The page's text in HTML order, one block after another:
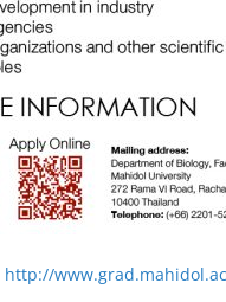
http://